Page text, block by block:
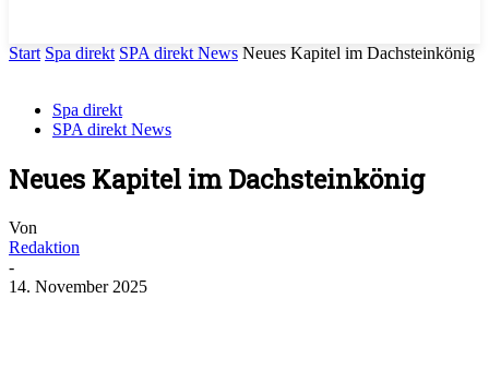
Start Spa direkt SPA direkt News Neues Kapitel im Dachsteinkönig
Spa direkt
SPA direkt News
Neues Kapitel im Dachsteinkönig
Von
Redaktion
-
14. November 2025